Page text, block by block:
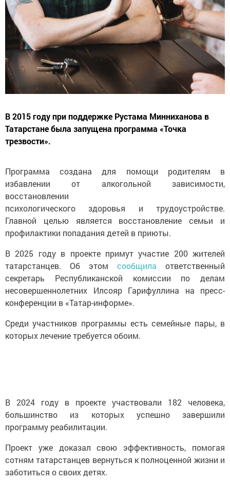
В 2015 году при поддержке Рустама Минниханова в
Татарстане была запущена программа «Точка
трезвости».
Программа создана для помощи родителям в
избавлении от алкогольной зависимости,
восстановлении
психологического здоровья и трудоустройстве.
Главной целью является восстановление семьи и
профилактики попадания детей в приюты.
В 2025 году в проекте примут участие 200 жителей
татарстанцев. Об этом сообщила ответственный
секретарь Республиканской комиссии по делам
несовершеннолетних Илсояр Гарифуллина на пресс-
конференции в «Татар-информе».
Среди участников программы есть семейные пары, в
которых лечение требуется обоим.
В 2024 году в проекте участвовали 182 человека,
большинство из которых успешно завершили
программу реабилитации.
Проект уже доказал свою эффективность, помогая
сотням татарстанцев вернуться к полноценной жизни и
заботиться о своих детях.